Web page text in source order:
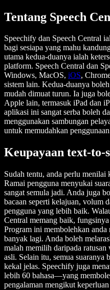
Tentang Speech
Speechify dan Speech Central
bagi sesiapa yang mahu
utama kedua-duanya ialah
platform. Speech Central dan
Windows, MacOS, iOS,
sistem lain. Kedua-duanya
mudah dimuat turun. Ia juga
Apple lain, termasuk iPad dan
aplikasi ini sangat serba boleh
menggunakan sambungan
untuk memudahkan
Keupayaan text-to-
Sudah tentu, anda perlu menilai
Ramai pengguna menyukai
sangat semula jadi. Anda juga
bacaan seperti kelajuan, volum
pengguna yang lebih baik.
Central memang baik,
Program ini membolehkan anda
banyak lagi. Anda boleh
malah memilih daripada
asli. Selain itu, semua
kekal jelas. Speechify juga
lebih 60 bahasa—yang
pengalaman mengikut keperluan